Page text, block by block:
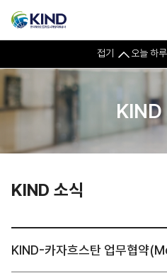
접기 오늘 하
KIND
KIND 소식
KIND-카자흐스탄 업무협약